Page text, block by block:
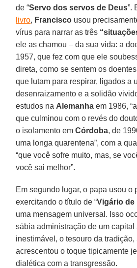
de “Servo dos servos de Deus”.
livro, Francisco usou
vírus para narrar as três
ele as chamou – da sua vida: a
1957, que fez com que ele
direta, como se sentem os
que lutam para respirar, ligados a
desenraizamento e a solidão
estudos na Alemanha em 1986,
que culminou com o revés do
o isolamento emCórdoba, de
uma longa quarentena”, com a
“que você sofre muito, mas, se
você sai melhor”.
Em segundo lugar, o papa usou o
exercitando o título de “Vigário de
uma mensagem universal. Isso
sábia administração de um
inestimável, o tesouro da
acrescentou o toque tipicamente
dialética com a transgressão.